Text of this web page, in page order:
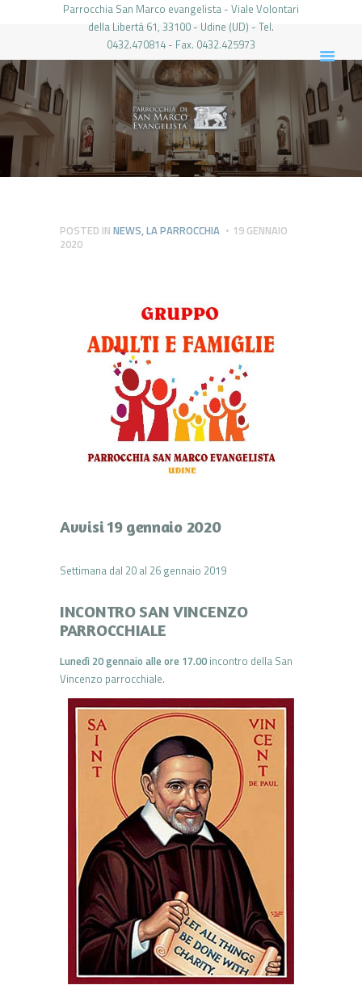
Parrocchia San Marco evangelista - Viale Volontari
della Libertá 61, 33100 - Udine (UD) - Tel.
0432.470814 - Fax. 0432.425973
PARROCCHIA DI SAN MARCO UDINE
HOME
LA PARROCCHIA
IL PARROCO
LE ATTIVITÀ
PIERABECH
FOTO E VIDEO
POSTED IN NEWS,LA PARROCCHIA
19 GENNAIO
2020
Avvisi 19 gennaio 2020
Settimana dal 20 al 26 gennaio 2019
INCONTRO SAN VINCENZO
PARROCCHIALE
Lunedì 20 gennaio alle ore 17.00 incontro della San
Vincenzo parrocchiale.